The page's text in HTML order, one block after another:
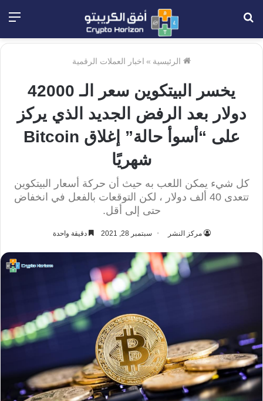
الرئيسية » اخبار العملات الرقمية
يخسر البيتكوين سعر الـ 42000
دولار بعد الرفض الجديد الذي يركز
على “أسوأ حالة” إغلاق Bitcoin
شهريًا
كل شيء يمكن اللعب به حيث أن حركة أسعار البيتكوين
تتعدى 40 ألف دولار ، لكن التوقعات بالفعل في انخفاض
حتى إلى أقل.
مركز النشر سبتمبر 28, 2021 دقيقة واحدة